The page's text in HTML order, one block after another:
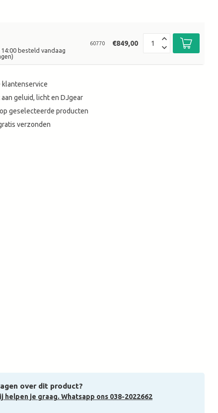
besteld vandaag
60770 €849,00
klantenservice
geluid, licht en DJgear
geselecteerde producten
verzonden
over dit product?
helpen je graag. Whatsapp ons 038-2022662